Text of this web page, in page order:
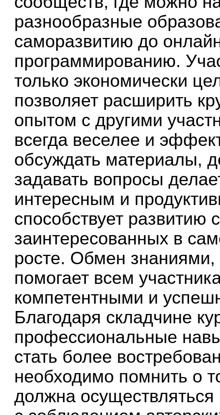
разнообразные
саморазвитию до
программированию.
только экономически
позволяет расширить
опытом с другими
всегда веселее и
обсуждать материалы,
задавать вопросы
интересным и
способствует
заинтересованных в
росте. Обмен
помогает всем
компетентными и
Благодаря складчине
профессиональные
стать более
необходимо помнить о
должна осуществляться